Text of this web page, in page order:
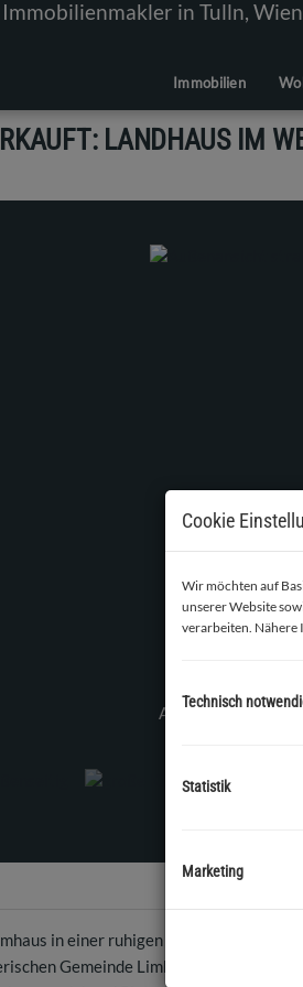
Immobilien
LANDHAUS IM
große
in einer ruhigen und idyllischen
Gemeinde Limberg befindet sich
Cookie
Wir möchten auf
unserer Website
verarbeiten. Nähere
Technisch
Statistik
Marketing